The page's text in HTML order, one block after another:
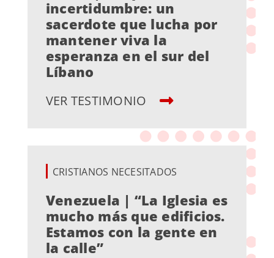
incertidumbre: un
sacerdote que lucha por
mantener viva la
esperanza en el sur del
Líbano
VER TESTIMONIO
CRISTIANOS NECESITADOS
Venezuela | “La Iglesia es
mucho más que edificios.
Estamos con la gente en
la calle”